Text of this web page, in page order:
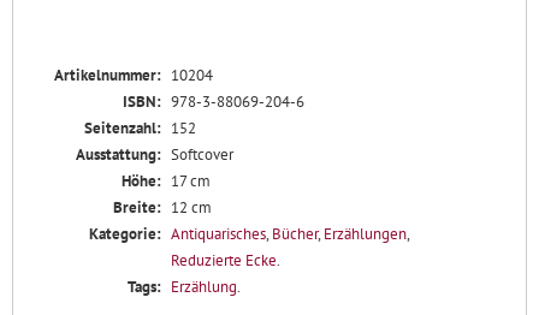
Artikelnummer: 10204
ISBN: 978-3-88069-204-6
Seitenzahl: 152
Ausstattung: Softcover
Höhe: 17 cm
Breite: 12 cm
Kategorie: Antiquarisches, Bücher, Erzählungen,
Reduzierte Ecke.
Tags: Erzählung.